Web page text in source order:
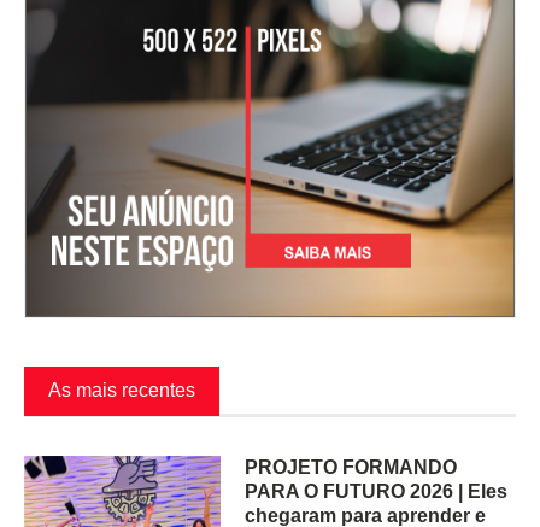
As mais recentes
PROJETO FORMANDO
PARA O FUTURO 2026 | Eles
chegaram para aprender e